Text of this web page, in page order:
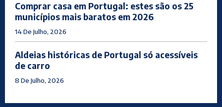
Comprar casa em Portugal: estes são os 25
municípios mais baratos em 2026
14 De Julho, 2026
Aldeias históricas de Portugal só acessíveis
de carro
8 De Julho, 2026